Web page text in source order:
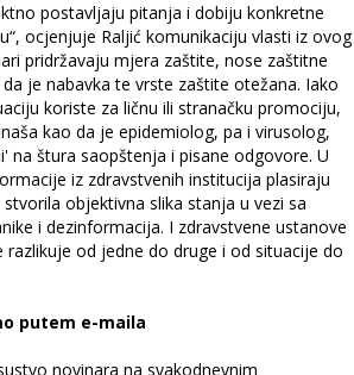
postavljaju pitanja i dobiju konkretne
ocjenjuje Raljić komunikaciju vlasti iz ovog
pridržavaju mjera zaštite, nose zaštitne
je nabavka te vrste zaštite otežana. Iako
koriste za ličnu ili stranačku promociju,
kao da je epidemiolog, pa i virusolog,
na štura saopštenja i pisane odgovore. U
iz zdravstvenih institucija plasiraju
objektivna slika stanja u vezi sa
i dezinformacija. I zdravstvene ustanove
od jedne do druge i od situacije do
putem e-maila
novinara na svakodnevnim